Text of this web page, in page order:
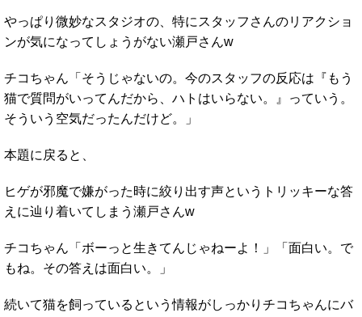
やっぱり微妙なスタジオの、特にスタッフさんのリアクショ
ンが気になってしょうがない瀬戸さんw
チコちゃん「そうじゃないの。今のスタッフの反応は『もう
猫で質問がいってんだから、ハトはいらない。』っていう。
そういう空気だったんだけど。」
本題に戻ると、
ヒゲが邪魔で嫌がった時に絞り出す声というトリッキーな答
えに辿り着いてしまう瀬戸さんw
チコちゃん「ボーっと生きてんじゃねーよ！」「面白い。で
もね。その答えは面白い。」
続いて猫を飼っているという情報がしっかりチコちゃんにバ